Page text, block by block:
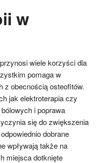
w
wiele korzyści dla
pomaga w
z obecnością osteofitów.
jak elektroterapia czy
i poprawa
się do zwiększenia
dobrane
wpływają także na
miejsca dotknięte